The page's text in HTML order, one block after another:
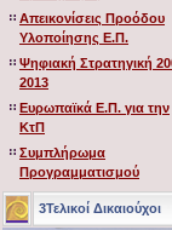
Απεικονίσεις Προόδου
Υλοποίησης Ε.Π.
Ψηφιακή Στρατηγική
2013
Ευρωπαϊκά Ε.Π. για την
ΚτΠ
Συμπλήρωμα
Προγραμματισμού
3Τελικοί Δικαιούχοι